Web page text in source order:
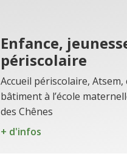
Enfance,
périscolaire
Accueil périscolaire,
bâtiment à l’école
des Chênes
+ d'infos